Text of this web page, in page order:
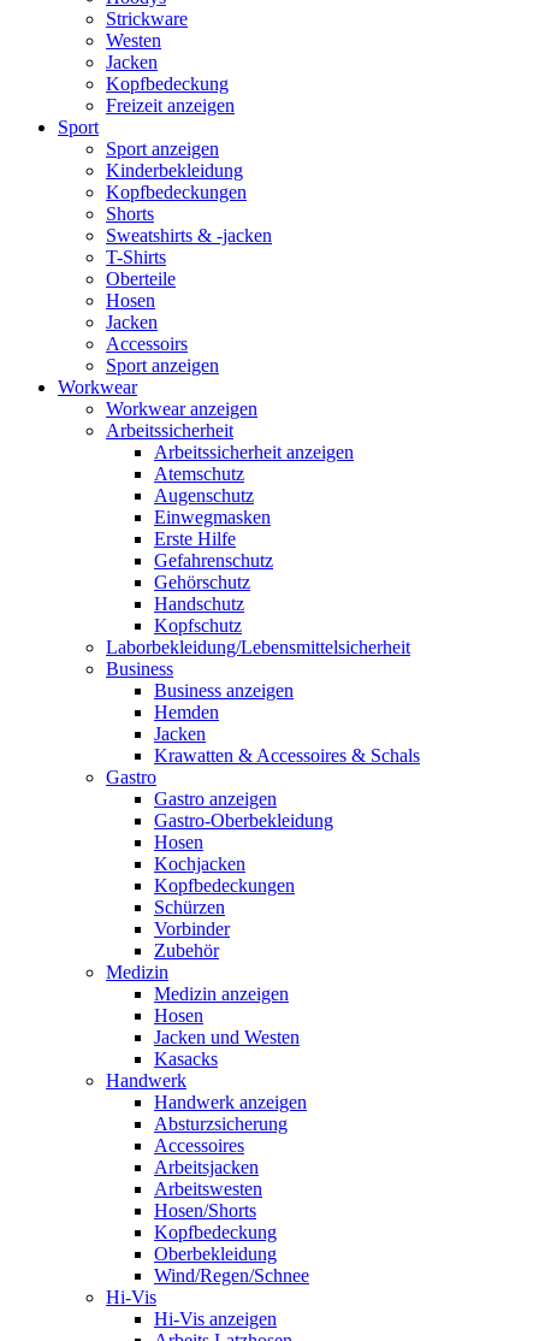
Strickware
Westen
Jacken
Kopfbedeckung
Freizeit anzeigen
Sport
Sport anzeigen
Kinderbekleidung
Kopfbedeckungen
Shorts
Sweatshirts & -jacken
T-Shirts
Oberteile
Hosen
Jacken
Accessoirs
Sport anzeigen
Workwear
Workwear anzeigen
Arbeitssicherheit
Arbeitssicherheit anzeigen
Atemschutz
Augenschutz
Einwegmasken
Erste Hilfe
Gefahrenschutz
Gehörschutz
Handschutz
Kopfschutz
Laborbekleidung/Lebensmittelsicherheit
Business
Business anzeigen
Hemden
Jacken
Krawatten & Accessoires & Schals
Gastro
Gastro anzeigen
Gastro-Oberbekleidung
Hosen
Kochjacken
Kopfbedeckungen
Schürzen
Vorbinder
Zubehör
Medizin
Medizin anzeigen
Hosen
Jacken und Westen
Kasacks
Handwerk
Handwerk anzeigen
Absturzsicherung
Accessoires
Arbeitsjacken
Arbeitswesten
Hosen/Shorts
Kopfbedeckung
Oberbekleidung
Wind/Regen/Schnee
Hi-Vis
Hi-Vis anzeigen